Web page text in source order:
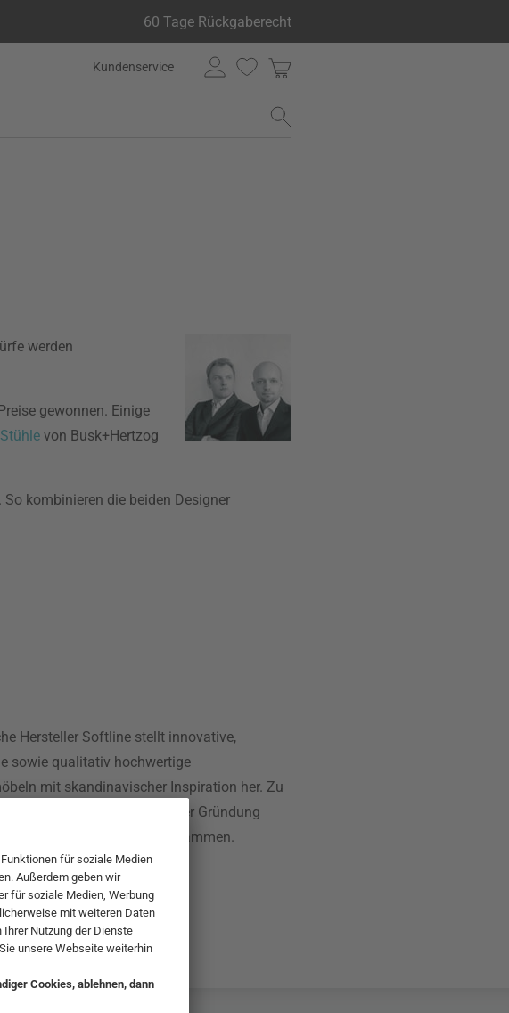
60 Tage Rückgaberecht
Kundenservice
werden
gewonnen. Einige
Stühle von Busk+Hertzog
kombinieren die beiden Designer
Hersteller Softline stellt innovative,
sowie qualitativ hochwertige
mit skandinavischer Inspiration her. Zu
arbeitet Softline seit seiner Gründung
namhaften Designern zusammen.